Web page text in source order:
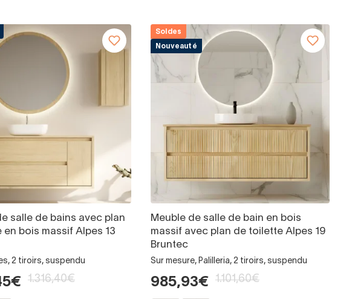
salle de bains avec plan
bois massif Alpes 13
2 tiroirs, suspendu
1.316,40€
Soldes
Nouveauté
Meuble de salle de bain en bois
massif avec plan de toilette Alpes 19
Bruntec
Sur mesure, Palilleria, 2 tiroirs, suspendu
985,93€ 1.101,60€